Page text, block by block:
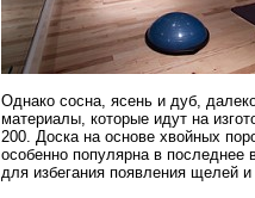
Однако сосна, ясень и дуб,
материалы, которые идут на
200. Доска на основе хвойных
особенно популярна в последнее
для избегания появления щелей и